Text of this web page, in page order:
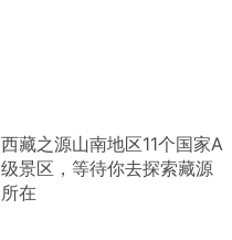
西藏之源山南地区11个国家A
级景区，等待你去探索藏源
所在